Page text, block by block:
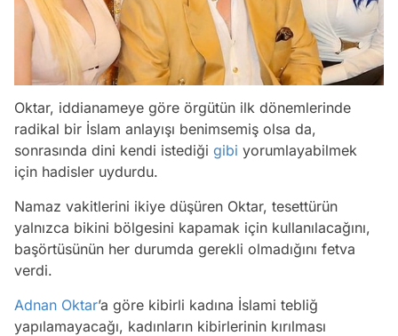
Oktar, iddianameye göre örgütün ilk dönemlerinde
radikal bir İslam anlayışı benimsemiş olsa da,
sonrasında dini kendi istediği gibi yorumlayabilmek
için hadisler uydurdu.
Namaz vakitlerini ikiye düşüren Oktar, tesettürün
yalnızca bikini bölgesini kapamak için kullanılacağını,
başörtüsünün her durumda gerekli olmadığını fetva
verdi.
Adnan Oktar’a göre kibirli kadına İslami tebliğ
yapılamayacağı, kadınların kibirlerinin kırılması